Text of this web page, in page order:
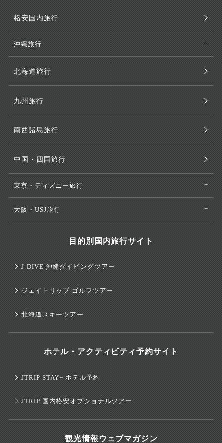
格安国内旅行
沖縄旅行
北海道旅行
九州旅行
南西諸島旅行
中国・四国旅行
東京・ディズニー旅行
大阪・USJ旅行
目的別国内旅行サイト
J-DIVE 沖縄ダイビングツアー
ジェイトリップ ゴルフツアー
北海道スキーツアー
ホテル・アクティビティ予約サイト
JTRIP STAY+ ホテル予約
JTRIP 国内格安オプショナルツアー
観光情報ウェブマガジン